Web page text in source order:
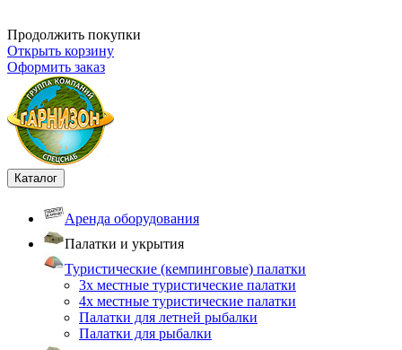
Продолжить покупки
Открыть корзину
Оформить заказ
Каталог
Аренда оборудования
Палатки и укрытия
Туристические (кемпинговые) палатки
3х местные туристические палатки
4х местные туристические палатки
Палатки для летней рыбалки
Палатки для рыбалки